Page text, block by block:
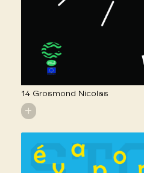
14 Grosmond Nicolas
+